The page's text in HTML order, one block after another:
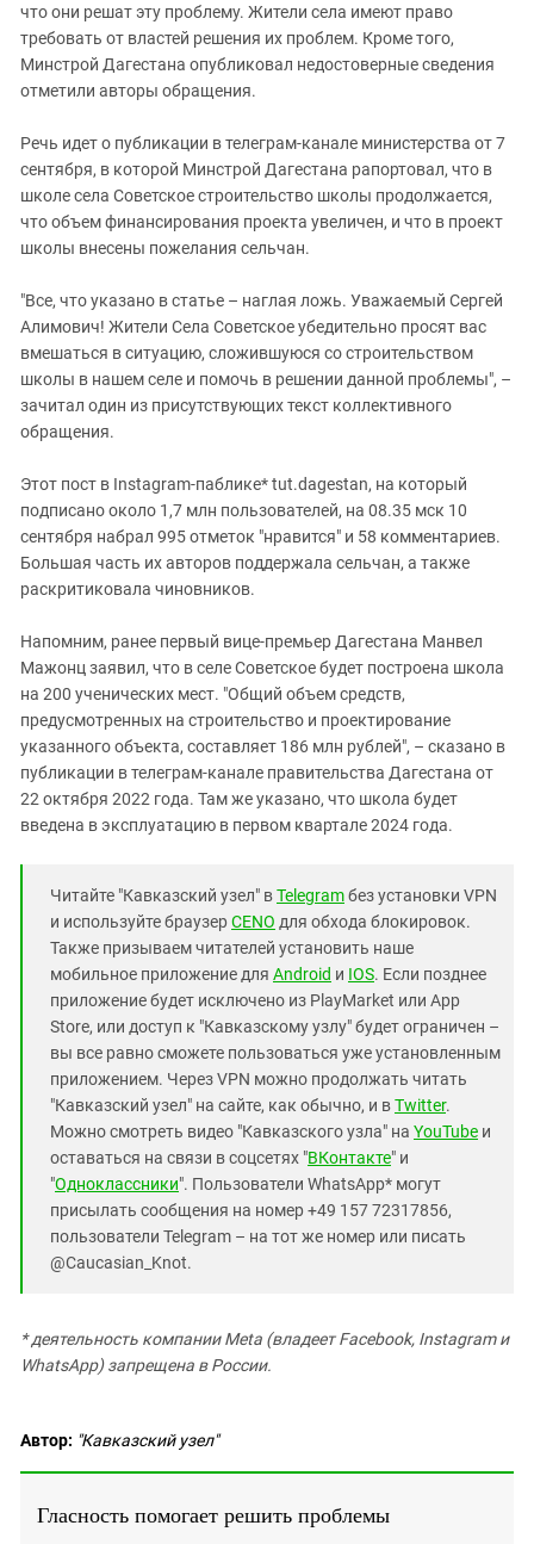
что они решат эту проблему. Жители села имеют право
требовать от властей решения их проблем. Кроме того,
Минстрой Дагестана опубликовал недостоверные сведения
отметили авторы обращения.
Речь идет о публикации в телеграм-канале министерства от 7
сентября, в которой Минстрой Дагестана рапортовал, что в
школе села Советское строительство школы продолжается,
что объем финансирования проекта увеличен, и что в проект
школы внесены пожелания сельчан.
"Все, что указано в статье – наглая ложь. Уважаемый Сергей
Алимович! Жители Села Советское убедительно просят вас
вмешаться в ситуацию, сложившуюся со строительством
школы в нашем селе и помочь в решении данной проблемы", –
зачитал один из присутствующих текст коллективного
обращения.
Этот пост в Instagram-паблике* tut.dagestan, на который
подписано около 1,7 млн пользователей, на 08.35 мск 10
сентября набрал 995 отметок "нравится" и 58 комментариев.
Большая часть их авторов поддержала сельчан, а также
раскритиковала чиновников.
Напомним, ранее первый вице-премьер Дагестана Манвел
Мажонц заявил, что в селе Советское будет построена школа
на 200 ученических мест. "Общий объем средств,
предусмотренных на строительство и проектирование
указанного объекта, составляет 186 млн рублей", – сказано в
публикации в телеграм-канале правительства Дагестана от
22 октября 2022 года. Там же указано, что школа будет
введена в эксплуатацию в первом квартале 2024 года.
Читайте "Кавказский узел" вTelegramбез установки VPN
и используйте браузерCENO для обхода блокировок.
Также призываем читателей установить наше
мобильное приложение для Android и IOS. Если позднее
приложение будет исключено из PlayMarket или App
Store, или доступ к "Кавказскому узлу" будет ограничен –
вы все равно сможете пользоваться уже установленным
приложением. Через VPN можно продолжать читать
"Кавказский узел" на сайте, как обычно, и вTwitter.
Можно смотреть видео "Кавказского узла" на YouTube и
оставаться на связи в соцсетях "ВКонтакте" и
"Одноклассники". Пользователи WhatsApp* могут
присылать сообщения на номер +49 157 72317856,
пользователи Telegram – на тот же номер или писать
@Caucasian_Knot.
* деятельность компании Meta (владеет Facebook, Instagram и
WhatsApp) запрещена в России.
Автор: "Кавказский узел"
Гласность помогает решить проблемы